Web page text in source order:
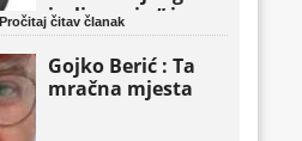
iseljavanja ” iz
Gaze
Pročitaj čitav članak
Gojko Berić : Ta
mračna mjesta